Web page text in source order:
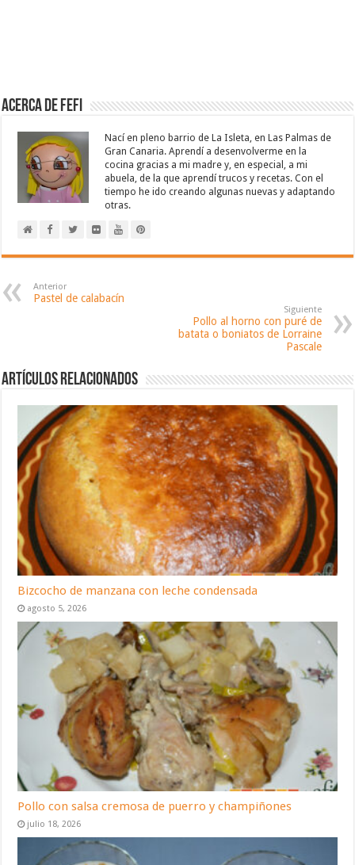
Acerca de Fefi
Nací en pleno barrio de La Isleta, en Las Palmas de
Gran Canaria. Aprendí a desenvolverme en la
cocina gracias a mi madre y, en especial, a mi
abuela, de la que aprendí trucos y recetas. Con el
tiempo he ido creando algunas nuevas y adaptando
otras.
Anterior
Pastel de calabacín
Siguiente
Pollo al horno con puré de
batata o boniatos de Lorraine
Pascale
Artículos relacionados
Bizcocho de manzana con leche condensada
agosto 5, 2026
Pollo con salsa cremosa de puerro y champiñones
julio 18, 2026